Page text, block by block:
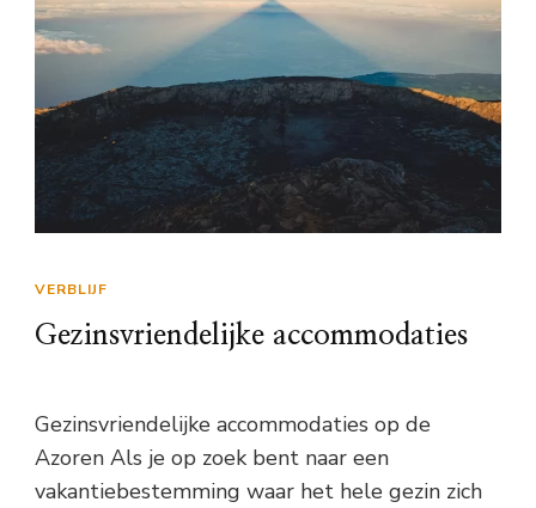
VERBLIJF
Gezinsvriendelijke accommodaties
Gezinsvriendelijke accommodaties op de
Azoren Als je op zoek bent naar een
vakantiebestemming waar het hele gezin zich